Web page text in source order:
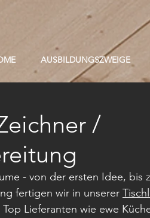
AUSBILDUNGSZWEIGE
/
- von der ersten Idee, bis
fertigen wir in unserer
Lieferanten wie ewe